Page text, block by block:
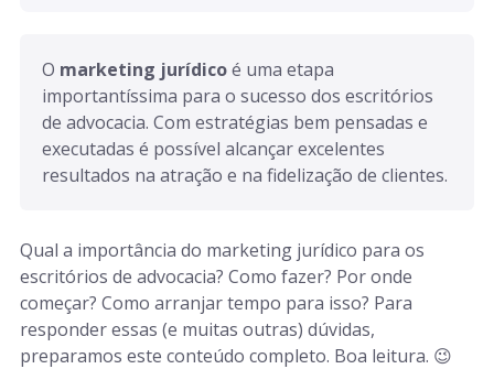
O marketing jurídico é uma etapa
importantíssima para o sucesso dos escritórios
de advocacia. Com estratégias bem pensadas e
executadas é possível alcançar excelentes
resultados na atração e na fidelização de clientes.
Qual a importância do marketing jurídico para os
escritórios de advocacia? Como fazer? Por onde
começar? Como arranjar tempo para isso? Para
responder essas (e muitas outras) dúvidas,
preparamos este conteúdo completo. Boa leitura. 😉